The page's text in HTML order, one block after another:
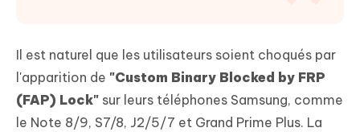
Il est naturel que les utilisateurs soient choqués par
l'apparition de "Custom Binary Blocked by FRP
(FAP) Lock" sur leurs téléphones Samsung, comme
le Note 8/9, S7/8, J2/5/7 et Grand Prime Plus. La